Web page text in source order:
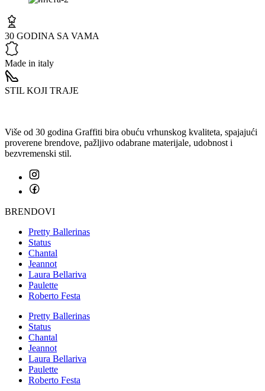
30 GODINA SA VAMA
Made in italy
STIL KOJI TRAJE
Više od 30 godina Graffiti bira obuću vrhunskog kvaliteta, spajajući
proverene brendove, pažljivo odabrane materijale, udobnost i
bezvremenski stil.
BRENDOVI
Pretty Ballerinas
Status
Chantal
Jeannot
Laura Bellariva
Paulette
Roberto Festa
Pretty Ballerinas
Status
Chantal
Jeannot
Laura Bellariva
Paulette
Roberto Festa